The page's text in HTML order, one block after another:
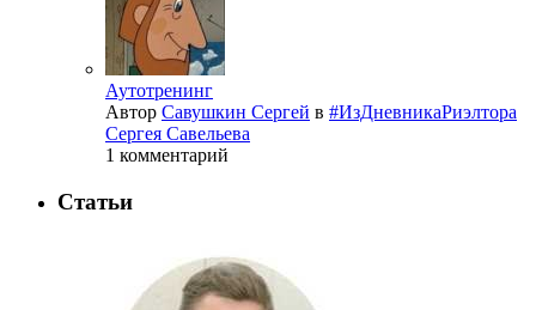
Аутотренинг
Автор Савушкин Сергей в #ИзДневникаРиэлтора
Сергея Савельева
1 комментарий
Статьи